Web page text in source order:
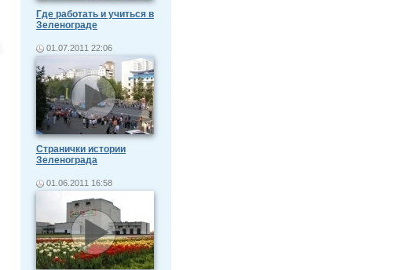
Где работать и учиться в
Зеленограде
01.07.2011 22:06
Странички истории
Зеленограда
01.06.2011 16:58